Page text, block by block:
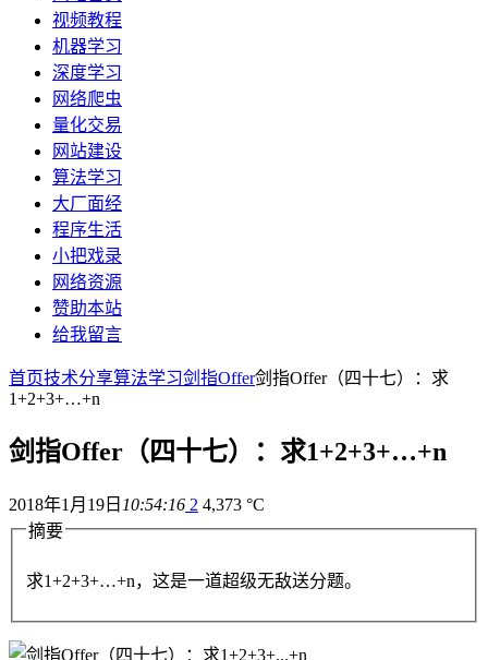
视频教程
机器学习
深度学习
网络爬虫
量化交易
网站建设
算法学习
大厂面经
程序生活
小把戏录
网络资源
赞助本站
给我留言
首页技术分享算法学习剑指Offer剑指Offer（四十七）：求
1+2+3+…+n
剑指Offer（四十七）：求1+2+3+…+n
2018年1月19日 10:54:16 2 4,373 °C
摘要
求1+2+3+…+n，这是一道超级无敌送分题。